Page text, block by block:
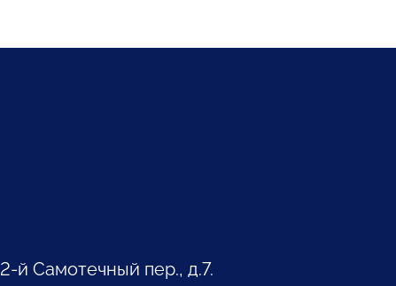
й Самотечный пер., д.7.